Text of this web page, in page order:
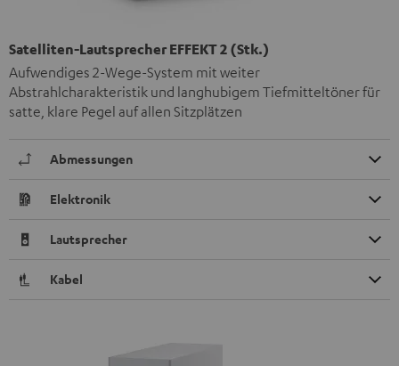
Satelliten-Lautsprecher EFFEKT 2 (Stk.)
Aufwendiges 2-Wege-System mit weiter
Abstrahlcharakteristik und langhubigem Tiefmitteltöner für
satte, klare Pegel auf allen Sitzplätzen
Abmessungen
Elektronik
Lautsprecher
Kabel